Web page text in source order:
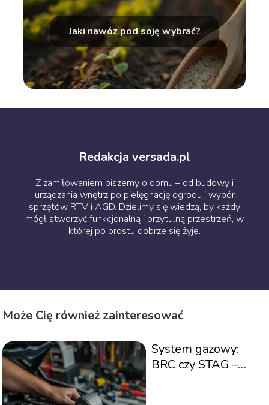
Jaki nawóz pod soję wybrać?
Redakcja versada.pl
Z zamiłowaniem piszemy o domu – od budowy i
urządzania wnętrz po pielęgnację ogrodu i wybór
sprzętów RTV i AGD. Dzielimy się wiedzą, by każdy
mógł stworzyć funkcjonalną i przytulną przestrzeń, w
której po prostu dobrze się żyje.
Może Cię również zainteresować
System gazowy:
BRC czy STAG –